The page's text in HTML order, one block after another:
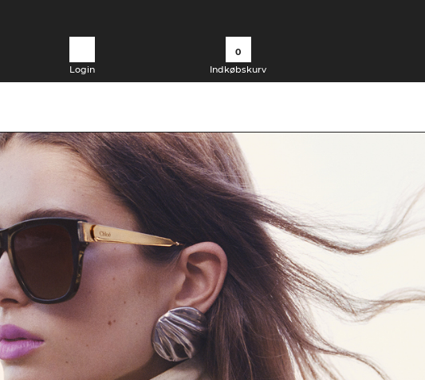
Login
0
Indkøbskurv